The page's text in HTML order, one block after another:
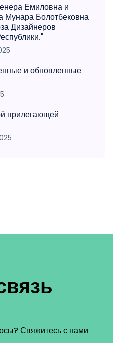
Емиловна и
Мунара Болотбековна
Дизайнеров
и обновленные
прилегающей
Свяжитесь с нами